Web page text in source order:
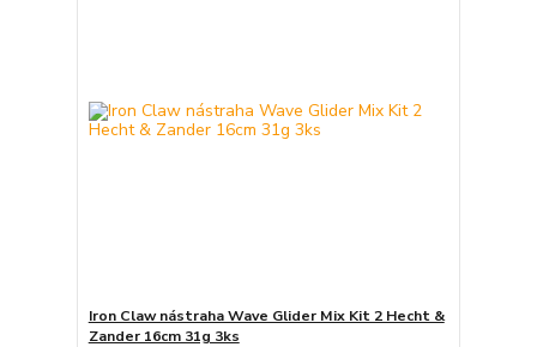
Iron Claw nástraha Wave Glider Mix Kit 2 Hecht &
Zander 16cm 31g 3ks